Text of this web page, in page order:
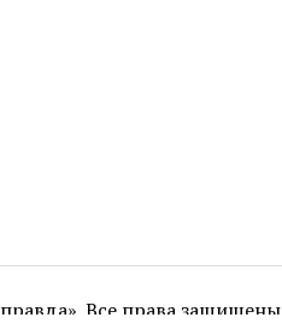
Все права защищены.